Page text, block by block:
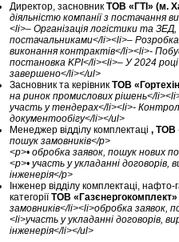
Директор, засновник ТОВ «ГТІ» (м.
діяльністю компанії з постачання
<li>– Організація логістики та
постачальниками</li><li>–
виконання контрактів</li><li>-
постановка KPI</li><li>– У 2024
завершено</li></ul>
Засновник та керівник ТОВ
на ринок промислових рішень</
участь у тендерах</li><li>-
документообігу</li></ul>
Менеджер відділу комплектаці , ТОВ
пошук замовників</p>
<p>• обробка заявок, пошук нових
<p>• участь у укладанні договорів,
інженерія</p>
Інженер відділу комплектаці, нафто-
категоріїТОВ «Газєнергокомплект»
замовників</li><li>обробка заявок,
<li>участь у укладанні договорів,
інженерія</li></ul>